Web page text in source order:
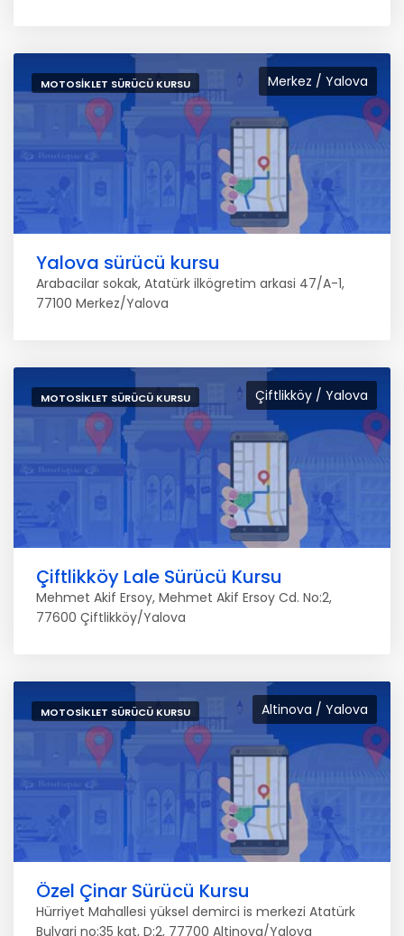
Merkez / Yalova
MOTOSIKLET SÜRÜCÜ KURSU
Yalova sürücü kursu
Arabacilar sokak, Atatürk ilkögretim arkasi 47/A-1,
77100 Merkez/Yalova
Çiftlikköy / Yalova
MOTOSIKLET SÜRÜCÜ KURSU
Çiftlikköy Lale Sürücü Kursu
Mehmet Akif Ersoy, Mehmet Akif Ersoy Cd. No:2,
77600 Çiftlikköy/Yalova
Altinova / Yalova
MOTOSIKLET SÜRÜCÜ KURSU
Özel Çinar Sürücü Kursu
Hürriyet Mahallesi yüksel demirci is merkezi Atatürk
Bulvari no:35 kat, D:2, 77700 Altinova/Yalova